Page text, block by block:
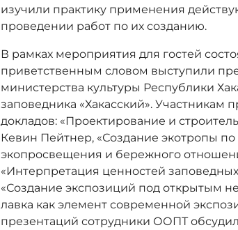
изучили практику применения
проведении работ по их созданию.
В рамках мероприятия для гостей
приветственным словом выступили
министерства культуры Республики
заповедника «Хакасский». Участникам
докладов: «Проектирование и
Кевин Пейтнер, «Создание экотропы
экопросвещения и бережного
«Интерпретация ценностей
«Создание экспозиций под открытым
лавка как элемент современной
презентаций сотрудники ООПТ